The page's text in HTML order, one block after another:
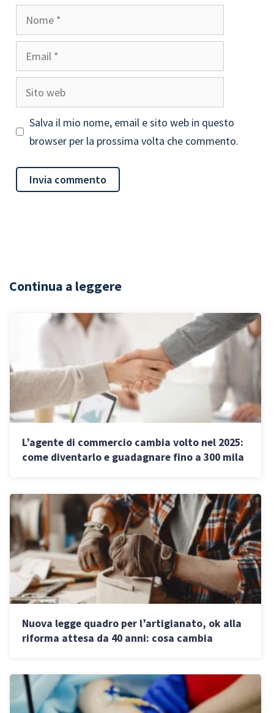
Sito
web
Salva il mio nome, email e sito web in questo
browser per la prossima volta che commento.
Continua a leggere
L’agente di commercio cambia volto nel 2025:
come diventarlo e guadagnare fino a 300 mila
Nuova legge quadro per l’artigianato, ok alla
riforma attesa da 40 anni: cosa cambia